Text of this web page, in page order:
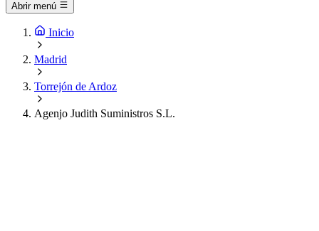
Abrir menú
Inicio
Madrid
Torrejón de Ardoz
Agenjo Judith Suministros S.L.